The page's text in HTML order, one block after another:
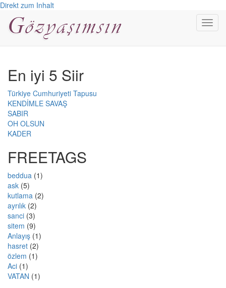
Direkt zum Inhalt
En iyi 5 Siir
Türkiye Cumhuriyeti Tapusu
KENDİMLE SAVAŞ
SABIR
OH OLSUN
KADER
FREETAGS
beddua (1)
ask (5)
kutlama (2)
ayrılık (2)
sanci (3)
sitem (9)
Anlayış (1)
hasret (2)
özlem (1)
Aci (1)
VATAN (1)